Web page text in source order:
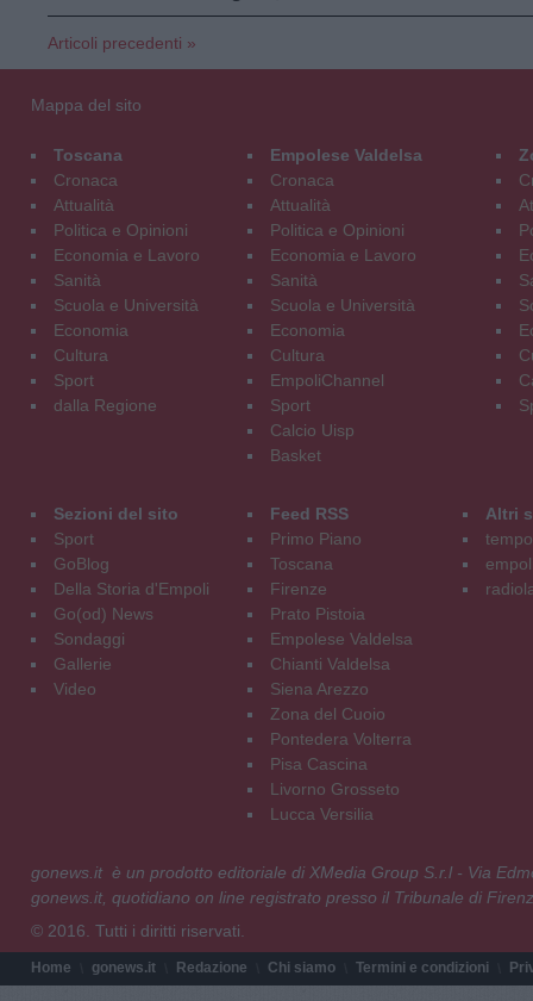
Articoli precedenti »
Mappa del sito
Toscana
Cronaca
Attualità
Politica e Opinioni
Economia e Lavoro
Sanità
Scuola e Università
Economia
Cultura
Sport
dalla Regione
Empolese Valdelsa
Cronaca
Attualità
Politica e Opinioni
Economia e Lavoro
Sanità
Scuola e Università
Economia
Cultura
EmpoliChannel
Sport
Calcio Uisp
Basket
Sezioni del sito
Sport
GoBlog
Della Storia d'Empoli
Go(od) News
Sondaggi
Gallerie
Video
Feed RSS
Primo Piano
Toscana
Firenze
Prato Pistoia
Empolese Valdelsa
Chianti Valdelsa
Siena Arezzo
Zona del Cuoio
Pontedera Volterra
Pisa Cascina
Livorno Grosseto
Lucca Versilia
Altri
gonews.it è un prodotto editoriale di XMedia Group S.r.l - Via
gonews.it, quotidiano on line registrato presso il Tribunale di
© 2016. Tutti i diritti riservati.
Home gonews.it Redazione Chi siamo Termini e condizioni